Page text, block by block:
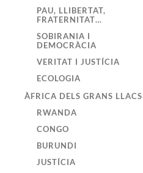
PAU, LLIBERTAT,
FRATERNITAT…
SOBIRANIA I
DEMOCRÀCIA
VERITAT I JUSTÍCIA
ECOLOGIA
ÀFRICA DELS GRANS LLACS
RWANDA
CONGO
BURUNDI
JUSTÍCIA